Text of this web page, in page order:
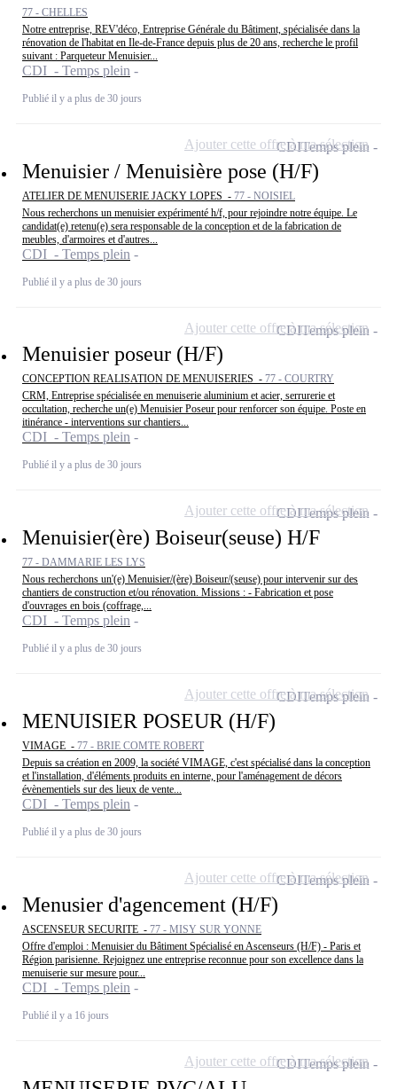
77 - CHELLES
Notre entreprise, REV'déco, Entreprise Générale du Bâtiment, spécialisée dans la
rénovation de l'habitat en Ile-de-France depuis plus de 20 ans, recherche le profil
suivant : Parqueteur Menuisier...
CDI - Temps plein
Publié il y a plus de 30 jours
Menuisier / Menuisière pose (H/F)
ATELIER DE MENUISERIE JACKY LOPES - 77 - NOISIEL
Nous recherchons un menuisier expérimenté h/f, pour rejoindre notre équipe. Le
candidat(e) retenu(e) sera responsable de la conception et de la fabrication de
meubles, d'armoires et d'autres...
CDI - Temps plein
Publié il y a plus de 30 jours
CDITemps plein
Ajouter cette offre à ma sélection
Menuisier poseur (H/F)
CONCEPTION REALISATION DE MENUISERIES - 77 - COURTRY
CRM, Entreprise spécialisée en menuiserie aluminium et acier, serrurerie et
occultation, recherche un(e) Menuisier Poseur pour renforcer son équipe. Poste en
itinérance - interventions sur chantiers...
CDI - Temps plein
Publié il y a plus de 30 jours
CDITemps plein
Ajouter cette offre à ma sélection
Menuisier(ère) Boiseur(seuse) H/F
77 - DAMMARIE LES LYS
Nous recherchons un'(e) Menuisier/(ère) Boiseur/(seuse) pour intervenir sur des
chantiers de construction et/ou rénovation. Missions : - Fabrication et pose
d'ouvrages en bois (coffrage,...
CDI - Temps plein
Publié il y a plus de 30 jours
CDITemps plein
Ajouter cette offre à ma sélection
MENUISIER POSEUR (H/F)
VIMAGE - 77 - BRIE COMTE ROBERT
Depuis sa création en 2009, la société VIMAGE, c'est spécialisé dans la conception
et l'installation, d'éléments produits en interne, pour l'aménagement de décors
évènementiels sur des lieux de vente...
CDI - Temps plein
Publié il y a plus de 30 jours
CDITemps plein
Ajouter cette offre à ma sélection
Menusier d'agencement (H/F)
ASCENSEUR SECURITE - 77 - MISY SUR YONNE
Offre d'emploi : Menuisier du Bâtiment Spécialisé en Ascenseurs (H/F) - Paris et
Région parisienne. Rejoignez une entreprise reconnue pour son excellence dans la
menuiserie sur mesure pour...
CDI - Temps plein
Publié il y a 16 jours
CDITemps plein
Ajouter cette offre à ma sélection
CDITemps plein
Ajouter cette offre à ma sélection